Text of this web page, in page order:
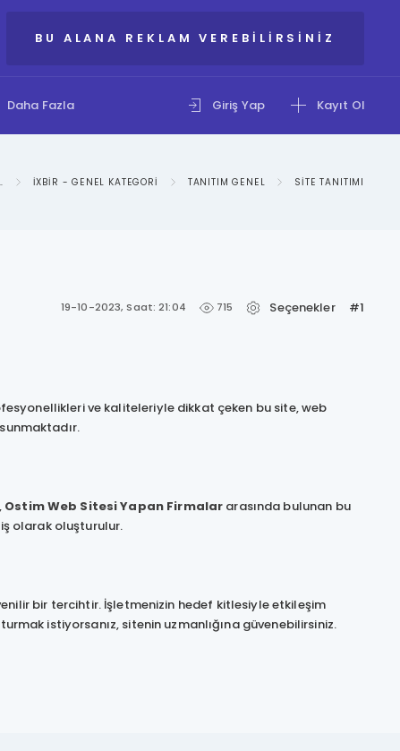
BU ALANA REKLAM VEREBILIRSINIZ
Daha Fazla Giriş Yap Kayıt Ol
FORUMU IXBIR - GENEL KATEGORI TANITIM GENEL SITE TANITIMI
19-10-2023, Saat: 21:04 715 Seçenekler #1
ve kaliteleriyle dikkat çeken bu site, web
Ostim Web Sitesi Yapan Firmalar arasında bulunan bu
olarak oluşturulur.
bir tercihtir. İşletmenizin hedef kitlesiyle etkileşim
istiyorsanız, sitenin uzmanlığına güvenebilirsiniz.